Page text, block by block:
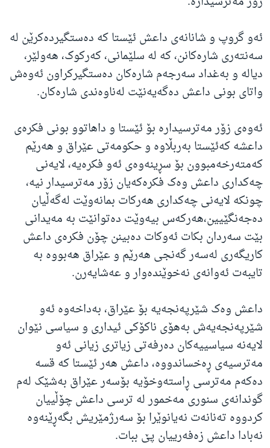
ئەو گروپ و شانانەی داعش ئێستا کە دەستگیردەکرێن لە
سەنتەری شارەکانن، کە لە سلێمانی، کەرکوک، هەولێر،
دیالە و بەغداد سەرجەم شارەکان دەستگیرکراون ئەوەش
واتای بونی داعش دەگەیەنێت لەناوەندی شارەکان.
ئەوەی زۆر مەترسیدارە بۆ ئێستا و داهاتوو بونی فکرەی
داعشە کەئێستا بەربڵاوە و حکومەتی عێراق و هەرێم
کەمتەرخەمبوون بۆ سڕینەوەی ئەو فکرەیە، لایەنی
چەکداری داعش وەک فکرەکەیان زۆر مەترسیدار نیە،
چونکە لایەنی چەکداری هەرکات بمانەوێت لەگەڵیان
دەجەنگێیین،هەرکەس بیەوێت دەتوانێت بە مەیدانی
بێت سەردان بکات ئەوکات دەبینن چۆن فکرەی داعش
کاریگەری لەسەر گەنجی هەرێم و عێراق هەبووە بە
تایبەت ئەوانەی نەخوێندەوار و عەشایەرن.
داعش وەک شێرپەنجەیە بۆ عێراق، بەداخەوە ئەو
شێرپەنجەیەش بەهۆی ناکۆکی ئیداری و سیاسی نێوان
لایەنە سیاسییەکان دەرفەتی زیاتری زیانی ئەو
مەترسیەی ڕەخساندووە، داعش هەر ئێستا کە قسە
دەکەم مەترسی ڕاستەوخۆیە بۆسەر عێراق بەشێک لەم
گوندانەی سنوری مەخمور لە ترسی داعش چۆڵییان
کردووە تەنانەت نەیانوێرا بۆ سەرژمێریش بگەڕێنەوە
نەبادا داعش زەفەرییان پێ ببات.